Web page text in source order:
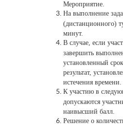
Мероприятие.
На выполнение
(дистанционного)
минут.
В случае, если
завершить
установленный
результат,
истечения времени.
К участию в
допускаются
наивысший балл.
Решение о